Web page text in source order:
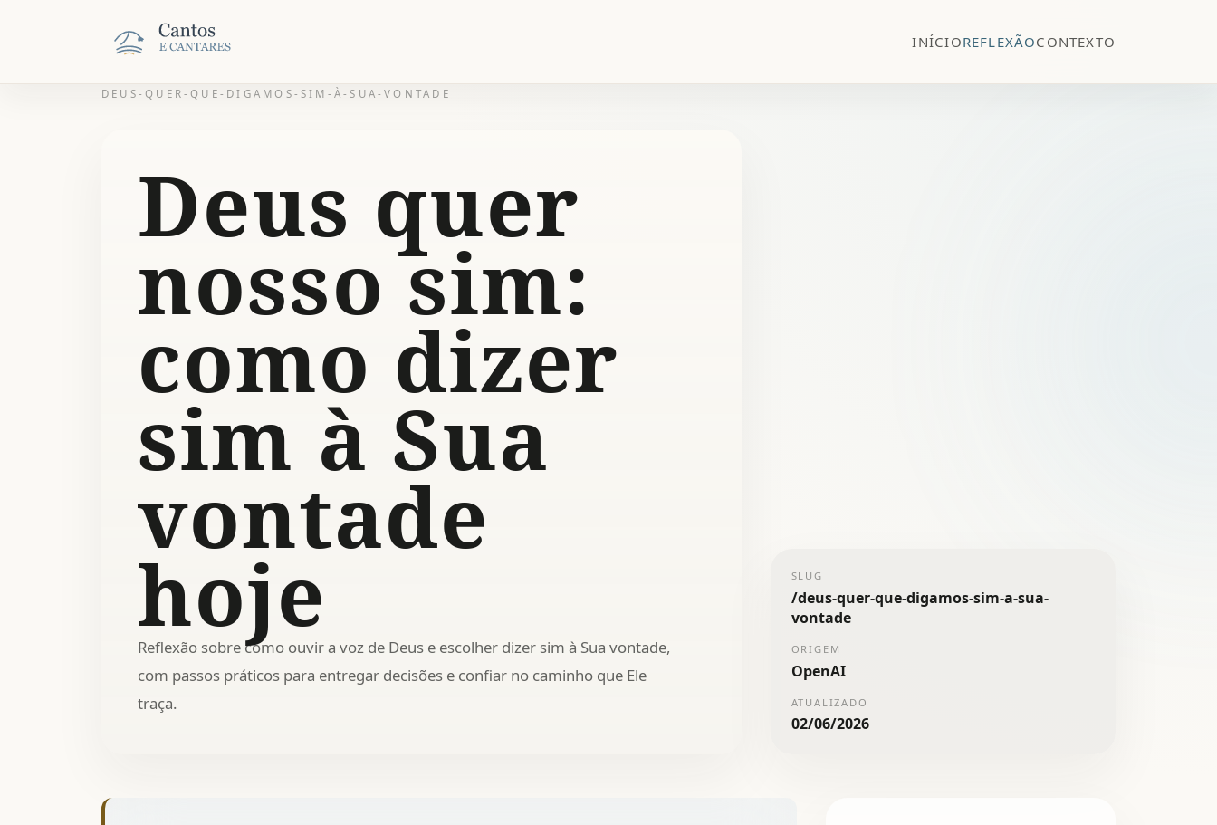
INÍCIOREFLEXÃOCONTEXTO
DEUS-QUER-QUE-DIGAMOS-SIM-À-SUA-VONTADE
Deus quer
nosso sim:
como dizer
sim à Sua
vontade
hoje
Reflexão sobre como ouvir a voz de Deus e escolher dizer sim à Sua vontade,
com passos práticos para entregar decisões e confiar no caminho que Ele
traça.
SLUG
/deus-quer-que-digamos-sim-a-sua-
vontade
ORIGEM
OpenAI
ATUALIZADO
02/06/2026